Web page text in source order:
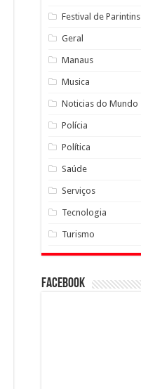
Festival de Parintins
Geral
Manaus
Musica
Noticias do Mundo
Polícia
Política
Saúde
Serviços
Tecnologia
Turismo
Facebook